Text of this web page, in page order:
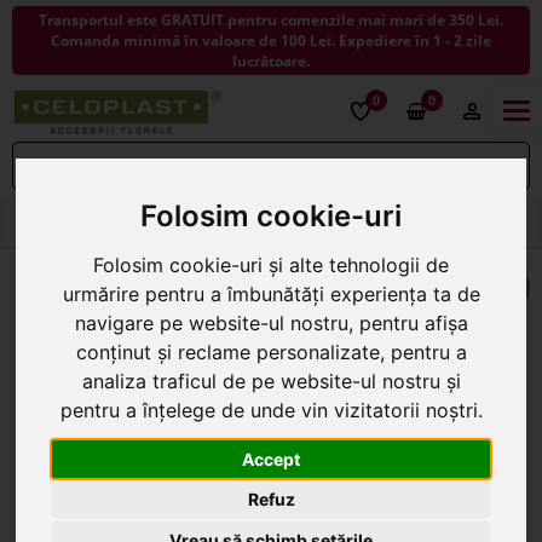
Folosim cookie-uri
Folosim cookie-uri și alte tehnologii de
urmărire pentru a îmbunătăți experiența ta de
navigare pe website-ul nostru, pentru afișa
conținut și reclame personalizate, pentru a
analiza traficul de pe website-ul nostru și
pentru a înțelege de unde vin vizitatorii noștri.
Accept
Refuz
Transportul este GRATUIT pentru comenzile mai mari de 350 Lei.
Comanda minimă în valoare de 100 Lei. Expediere în 1 - 2 zile
lucrătoare.
0 0
< ÎNAPOI LA FLORI ARTIFICIALE